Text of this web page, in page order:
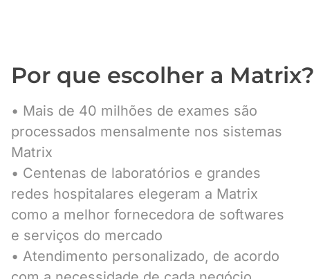
Por que escolher a Matrix?
• Mais de 40 milhões de exames são
processados mensalmente nos sistemas
Matrix
• Centenas de laboratórios e grandes
redes hospitalares elegeram a Matrix
como a melhor fornecedora de softwares
e serviços do mercado
• Atendimento personalizado, de acordo